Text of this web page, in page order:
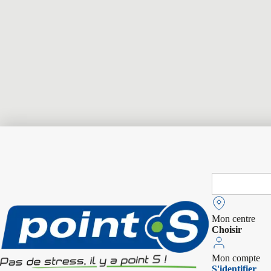
Search
Mon centre
Choisir
Mon compte
S'identifier